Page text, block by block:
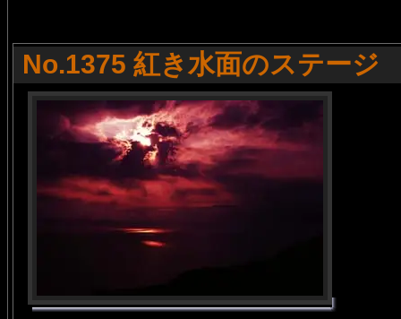
No.1375 紅き水面のステージ